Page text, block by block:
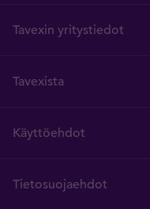
Tavexin yritystiedot
Tavexista
Käyttöehdot
Tietosuojaehdot